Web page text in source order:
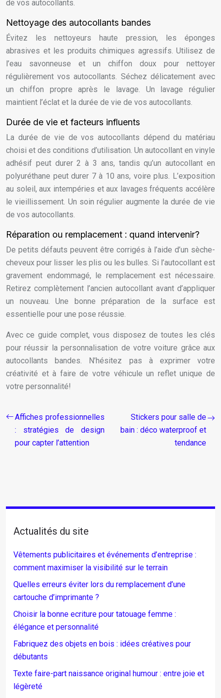
de vos autocollants.
Nettoyage des autocollants bandes
Évitez les nettoyeurs haute pression, les éponges
abrasives et les produits chimiques agressifs. Utilisez de
l’eau savonneuse et un chiffon doux pour nettoyer
régulièrement vos autocollants. Séchez délicatement avec
un chiffon propre après le lavage. Un lavage régulier
maintient l’éclat et la durée de vie de vos autocollants.
Durée de vie et facteurs influents
La durée de vie de vos autocollants dépend du matériau
choisi et des conditions d’utilisation. Un autocollant en vinyle
adhésif peut durer 2 à 3 ans, tandis qu’un autocollant en
polyuréthane peut durer 7 à 10 ans, voire plus. L’exposition
au soleil, aux intempéries et aux lavages fréquents accélère
le vieillissement. Un soin régulier augmente la durée de vie
de vos autocollants.
Réparation ou remplacement : quand intervenir?
De petits défauts peuvent être corrigés à l’aide d’un sèche-
cheveux pour lisser les plis ou les bulles. Si l’autocollant est
gravement endommagé, le remplacement est nécessaire.
Retirez complètement l’ancien autocollant avant d’appliquer
un nouveau. Une bonne préparation de la surface est
essentielle pour une pose réussie.
Avec ce guide complet, vous disposez de toutes les clés
pour réussir la personnalisation de votre voiture grâce aux
autocollants bandes. N’hésitez pas à exprimer votre
créativité et à faire de votre véhicule un reflet unique de
votre personnalité!
Affiches professionnelles
: stratégies de design
pour capter l’attention
Stickers pour salle de
bain : déco waterproof et
tendance
Actualités du site
Vêtements publicitaires et événements d’entreprise :
comment maximiser la visibilité sur le terrain
Quelles erreurs éviter lors du remplacement d’une
cartouche d’imprimante ?
Choisir la bonne ecriture pour tatouage femme :
élégance et personnalité
Fabriquez des objets en bois : idées créatives pour
débutants
Texte faire-part naissance original humour : entre joie et
légèreté